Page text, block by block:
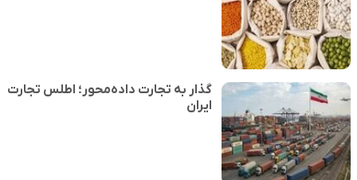
گذار به تجارت داده‌محور؛ اطلس تجارت
ایران